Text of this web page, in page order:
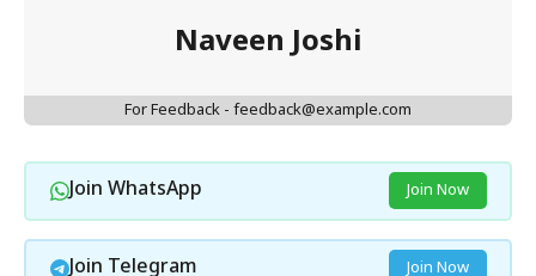
Naveen Joshi
For Feedback - feedback@example.com
Join WhatsApp Join Now
Join Telegram Join Now